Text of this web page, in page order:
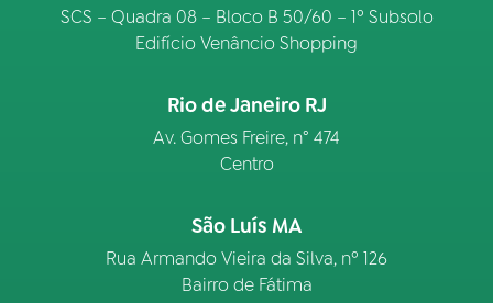
SCS – Quadra 08 – Bloco B 50/60 – 1º Subsolo
Edifício Venâncio Shopping
Rio de Janeiro RJ
Av. Gomes Freire, n° 474
Centro
São Luís MA
Rua Armando Vieira da Silva, nº 126
Bairro de Fátima